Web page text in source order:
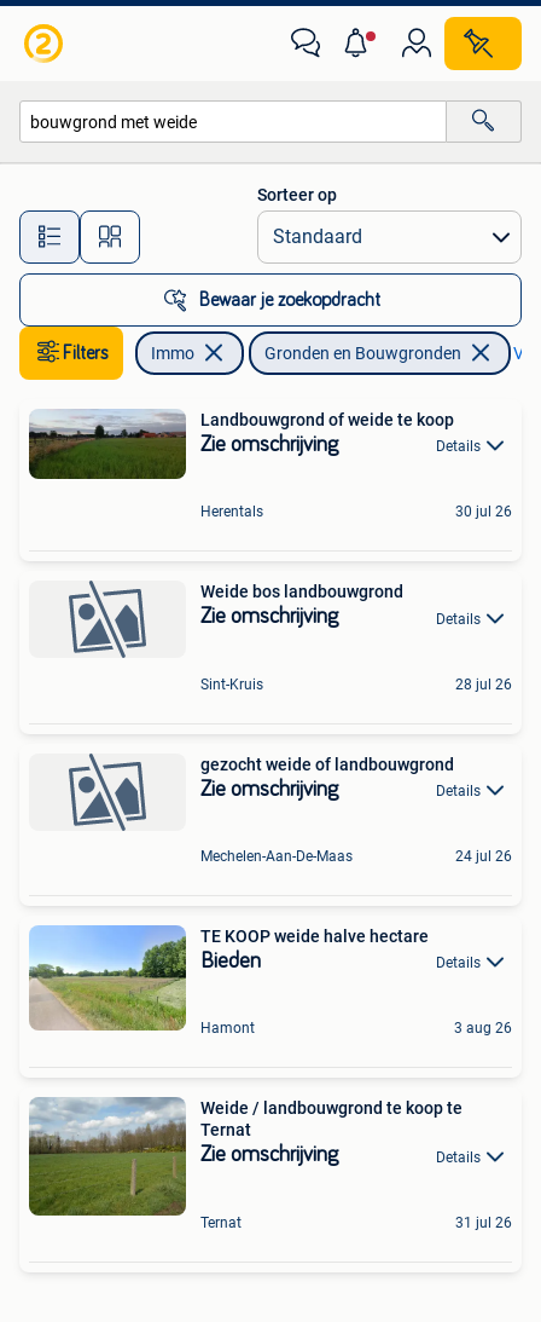
Alle afstanden…
Sorteer op
Bewaar je zoekopdracht
Filters Immo Gronden en Bouwgronden
Landbouwgrond of weide te koop
Zie omschrijving Details
Herentals 30 jul 26
Weide bos landbouwgrond
Zie omschrijving Details
Sint-Kruis 28 jul 26
gezocht weide of landbouwgrond
Zie omschrijving Details
Mechelen-Aan-De-Maas 24 jul 26
TE KOOP weide halve hectare
Bieden Details
Hamont 3 aug 26
Weide / landbouwgrond te koop te
Ternat
Zie omschrijving Details
Ternat 31 jul 26